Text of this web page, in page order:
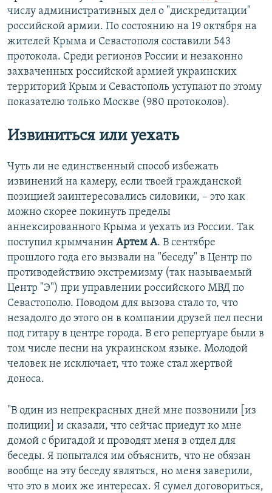
числу административных дел о "дискредитации"
российской армии. По состоянию на 19 октября на
жителей Крыма и Севастополя составили 543
протокола. Среди регионов России и незаконно
захваченных российской армией украинских
территорий Крым и Севастополь уступают по этому
показателю только Москве (980 протоколов).
Извиниться или уехать
Чуть ли не единственный способ избежать
извинений на камеру, если твоей гражданской
позицией заинтересовались силовики, – это как
можно скорее покинуть пределы
аннексированного Крыма и уехать из России. Так
поступил крымчанин Артем А. В сентябре
прошлого года его вызвали на "беседу" в Центр по
противодействию экстремизму (так называемый
Центр "Э") при управлении российского МВД по
Севастополю. Поводом для вызова стало то, что
незадолго до этого он в компании друзей пел песни
под гитару в центре города. В его репертуаре были в
том числе песни на украинском языке. Молодой
человек не исключает, что тоже стал жертвой
доноса.
"В один из непрекрасных дней мне позвонили [из
полиции] и сказали, что сейчас приедут ко мне
домой с бригадой и проводят меня в отдел для
беседы. Я попытался им объяснить, что не обязан
вообще на эту беседу являться, но меня заверили,
что это в моих же интересах. Я сумел договориться,